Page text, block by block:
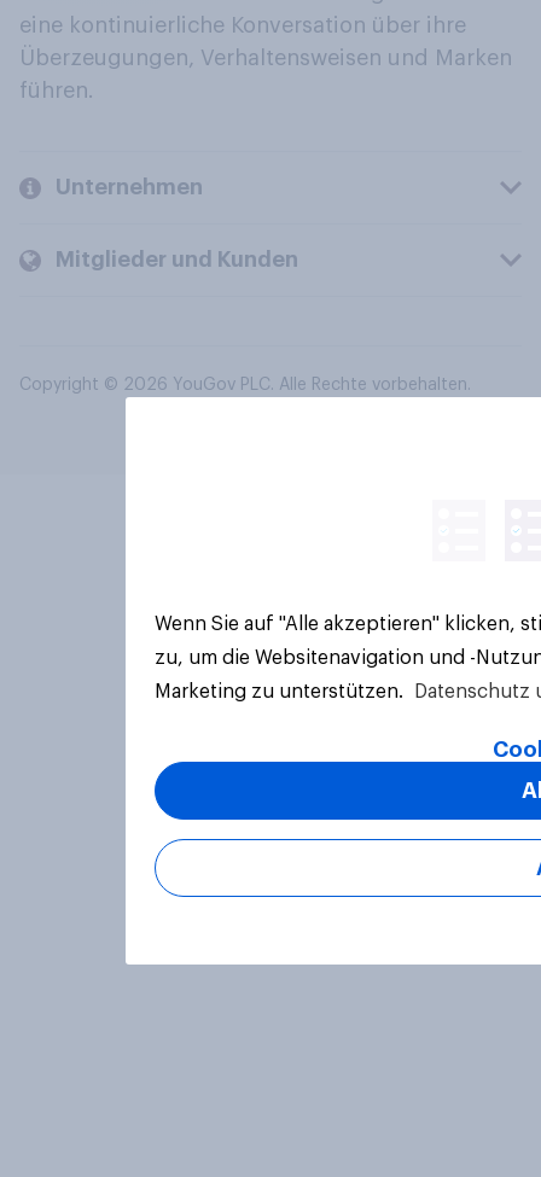
eine kontinuierliche Konversation über ihre
Überzeugungen, Verhaltensweisen und Marken
führen.
Unternehmen
Mitglieder und Kunden
Copyright © 2026 YouGov PLC. Alle Rechte vorbehalten.
Wenn Sie auf "Alle akzeptieren" klicken,
zu, um die Websitenavigation und -
Marketing zu unterstützen.
Datenschutz